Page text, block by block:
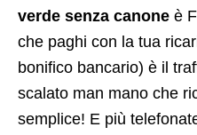
verde senza canone è
che paghi con la tua
bonifico bancario) è il
scalato man mano che
semplice! E più